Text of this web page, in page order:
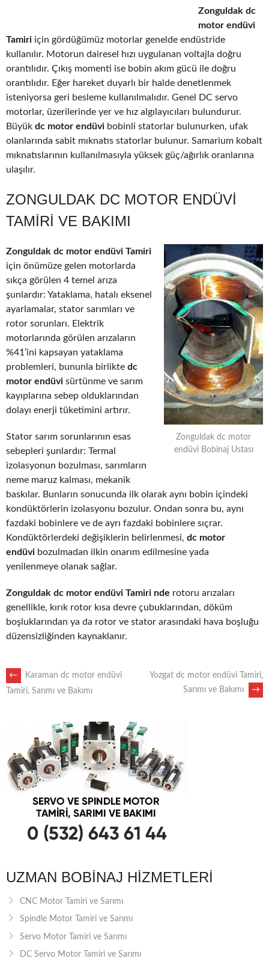
Zonguldak dc
motor endüvi
Tamiri için gördüğümüz motorlar genelde endüstride
kullanılır. Motorun dairesel hızı uygulanan voltajla doğru
orantılıdır. Çıkış momenti ise bobin akım gücü ile doğru
orantılıdır. Eğer hareket duyarlı bir halde denetlenmek
isteniyorsa geri besleme kullanılmalıdır. Genel DC servo
motorlar, üzerilerinde yer ve hız algılayıcıları bulundurur.
Büyük dc motor endüvi bobinli statorlar bulunurken, ufak
olanlarında sabit mıknatıs statorlar bulunur. Samarium kobalt
mıknatıslarının kullanılmasıyla yüksek güç/ağırlık oranlarına
ulaşılır.
ZONGULDAK DC MOTOR ENDÜVI
TAMIRI VE BAKIMI
Zonguldak dc motor
endüvi Bobinaj Ustası
Zonguldak dc motor endüvi Tamiri
için önümüze gelen motorlarda
sıkça görülen 4 temel arıza
şunlardır: Yataklama, hatalı eksenel
ayarlamalar, stator sarımları ve
rotor sorunları. Elektrik
motorlarında görülen arızaların
%41’ini kapsayan yataklama
problemleri, bununla birlikte dc
motor endüvi sürtünme ve sarım
kayıplarına sebep olduklarından
dolayı enerji tüketimini artırır.
Stator sarım sorunlarının esas
sebepleri şunlardır: Termal
izolasyonun bozulması, sarımların
neme maruz kalması, mekanik
baskılar. Bunların sonucunda ilk olarak aynı bobin içindeki
kondüktörlerin izolasyonu bozulur. Ondan sonra bu, aynı
fazdaki bobinlere ve de ayrı fazdaki bobinlere sıçrar.
Kondüktörlerdeki değişiklerin belirlenmesi, dc motor
endüvi bozulmadan ilkin onarım edilmesine yada
yenilenmeye olanak sağlar.
Zonguldak dc motor endüvi Tamiri nde rotoru arızaları
genellikle, kırık rotor kısa devre çubuklarından, döküm
boşluklarından ya da rotor ve stator arasındaki hava boşluğu
düzensizliğinden kaynaklanır.
POST
NAVIGATION
←
Karaman dc motor endüvi
Tamiri, Sarımı ve Bakımı
Yozgat dc motor endüvi Tamiri,
Sarımı ve Bakımı
→
UZMAN BOBINAJ HIZMETLERI
CNC Motor Tamiri ve Sarımı
Spindle Motor Tamiri ve Sarımı
Servo Motor Tamiri ve Sarımı
DC Servo Motor Tamiri ve Sarımı